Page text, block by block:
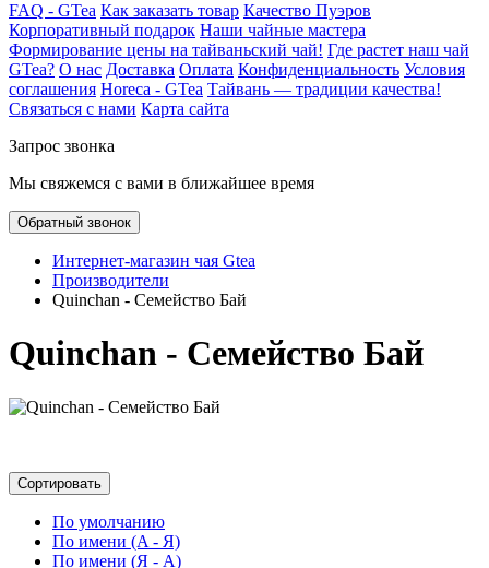
FAQ - GTea Как заказать товар Качество Пуэров
Корпоративный подарок Наши чайные мастера
Формирование цены на тайваньский чай! Где растет наш чай
GTea? О нас Доставка Оплата Конфиденциальность Условия
соглашения Horeca - GTea Тайвань — традиции качества!
Связаться с нами Карта сайта
Запрос звонка
Мы свяжемся с вами в ближайшее время
Обратный звонок
Интернет-магазин чая Gtea
Производители
Quinchan - Семейство Бай
Quinchan - Семейство Бай
Сортировать
По умолчанию
По имени (A - Я)
По имени (Я - A)